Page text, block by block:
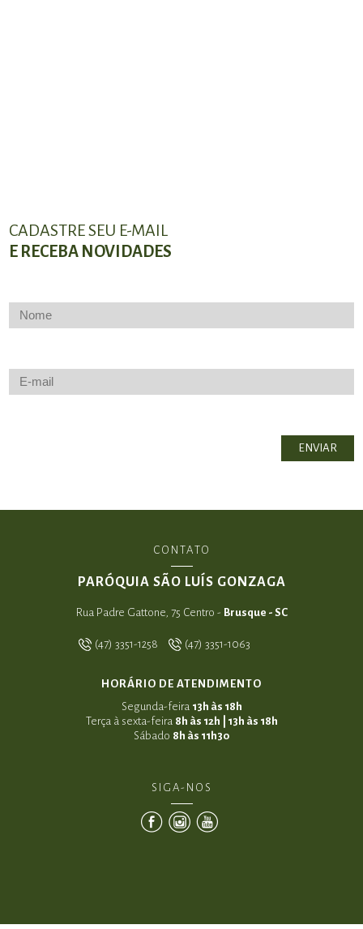
CADASTRE SEU E-MAIL
E RECEBA NOVIDADES
CONTATO
PARÓQUIA SÃO LUÍS GONZAGA
Rua Padre Gattone, 75 Centro - Brusque - SC
(47) 3351-1258 (47) 3351-1063
HORÁRIO DE ATENDIMENTO
Segunda-feira 13h às 18h
Terça à sexta-feira 8h às 12h | 13h às 18h
Sábado 8h às 11h30
SIGA-NOS